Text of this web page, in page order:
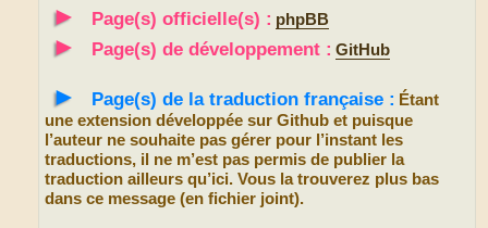
► Page(s) officielle(s) : phpBB
► Page(s) de développement : GitHub
► Page(s) de la traduction française : Étant
une extension développée sur Github et puisque
l’auteur ne souhaite pas gérer pour l’instant les
traductions, il ne m’est pas permis de publier la
traduction ailleurs qu’ici. Vous la trouverez plus bas
dans ce message (en fichier joint).